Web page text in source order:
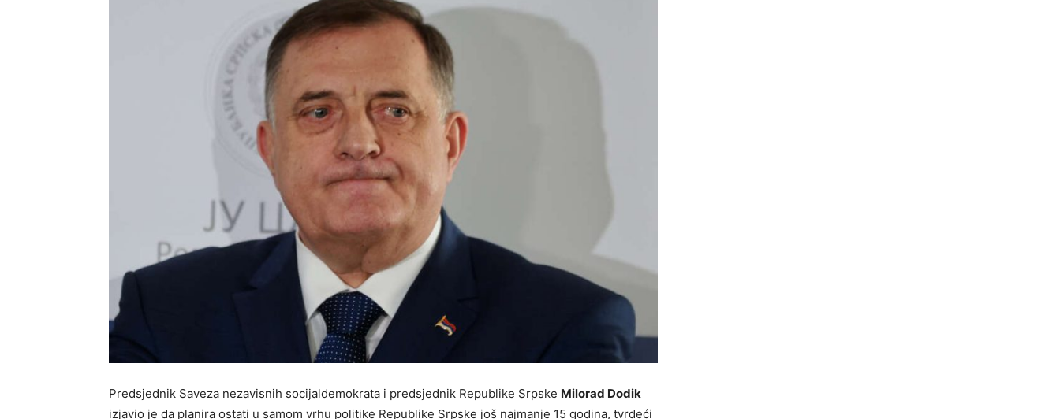
Predsjednik Saveza nezavisnih socijaldemokrata i predsjednik Republike Srpske Milorad Dodik
izjavio je da planira ostati u samom vrhu politike Republike Srpske još najmanje 15 godina, tvrdeći